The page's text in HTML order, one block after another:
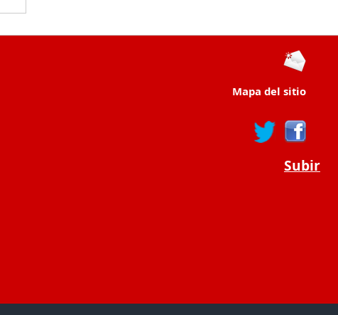
Mapa del sitio
Subir